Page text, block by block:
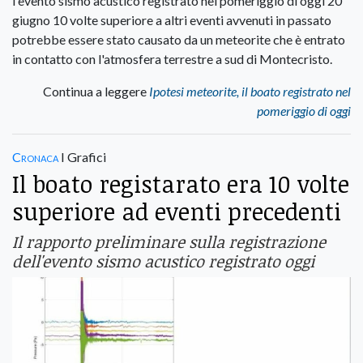
giugno 10 volte superiore a altri eventi avvenuti in passato
potrebbe essere stato causato da un meteorite che è entrato
in contatto con l'atmosfera terrestre a sud di Montecristo.
Continua a leggere Ipotesi meteorite, il boato registrato nel
pomeriggio di oggi
Cronaca I Grafici
Il boato registarato era 10 volte
superiore ad eventi precedenti
Il rapporto preliminare sulla registrazione
dell'evento sismo acustico registrato oggi